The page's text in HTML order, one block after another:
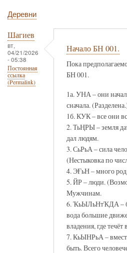
Деревни
Шагиев
вт,
04/21/2026
- 05:38
Постоянная
ссылка
(Permalink)
Начало БН 001.
Пока
БН 001.
1а. УНА – они
сначала.
1б. КУК – все они
2. ТьҢРЫ – земля
дал людям.
3. СьРьА – сила
(Нестыковка по
4. ЭҒьН – много
5. ЙР – люди.
Мужчинам.
6. ҠьЫЛьНтҠДА –
вода большие
владения, где течёт
7. КьЫНРьА –
быть. Всего